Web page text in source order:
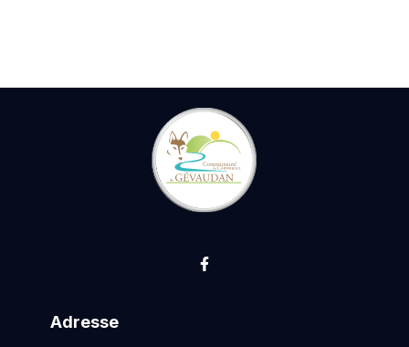
Lien vers le compte
Adresse